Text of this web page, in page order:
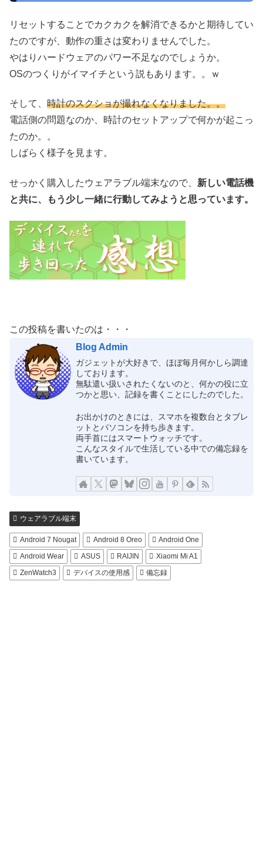
リセットすることでカクカクを解消できるかと期待してい
たのですが、動作の重さは変わりませんでした。
やはりハードウェアのパワー不足なのでしょうか。
OSのつくりがイマイチという説もあります。。ｗ
そして、 時計のスクショが撮れなくなりました。。
電話側の問題なのか、時計のセットアップで何かが起こっ
たのか。。
しばらく様子を見ます。
せっかく購入したウェアラブル端末なので、 新しい電話機
と共に、もう少し一緒に行動してみようと思っています。
この投稿を書いたのは・・・
Blog Admin
ガジェットが大好きで、ほぼ毎月何かしら調達
しております。
無駄遣い扱いされたくないのと、何かの役に立
つかと思い、記録を書くことにしたのでした。
お出かけのときには、スマホを複数台とタブレ
ットとパソコンを持ち歩きます。
両手首にはスマートウォッチです。
こんなスタイルで生活している中での備忘録を
書いています。
ウェアラブル端末
Android 7 Nougat Android 8 Oreo
Android One
Android Wear
ASUS RAIJIN
Xiaomi Mi A1
ZenWatch3
デバイスの使用感 備忘録